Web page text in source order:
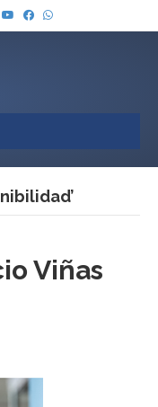
Viñas